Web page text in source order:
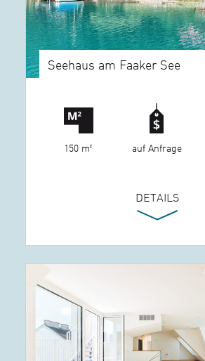
Seehaus am Faaker See
150 m² auf Anfrage
DETAILS